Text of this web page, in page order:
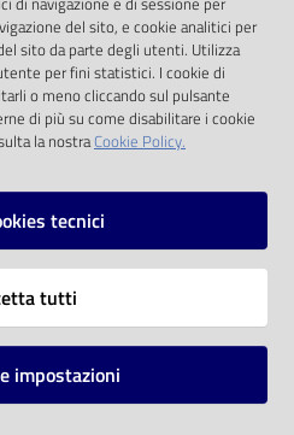
dalla direttiva
dal d.lgs. 36/2006
del sito, e cookie analitici per
sito da parte degli utenti. Utilizza
per fini statistici. I cookie di
o meno cliccando sul pulsante
di più su come disabilitare i cookie
la nostraCookie Policy.
tecnici
tutti
impostazioni